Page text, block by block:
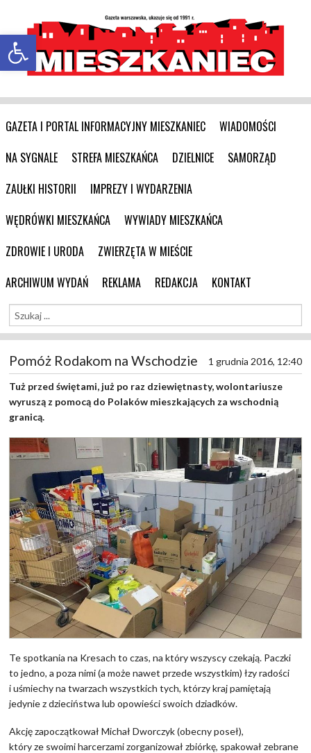
Otwórz pasek narzędzi
GAZETA I PORTAL INFORMACYJNY MIESZKANIEC
WIADOMOŚCI
NA SYGNALE
STREFA MIESZKAŃCA DZIELNICE
SAMORZĄD
ZAUŁKI HISTORII
IMPREZY I WYDARZENIA
WĘDRÓWKI MIESZKAŃCA
WYWIADY MIESZKAŃCA
ZDROWIE I URODA
ZWIERZĘTA W MIEŚCIE
ARCHIWUM WYDAŃ
REKLAMA REDAKCJA KONTAKT
Pomóż Rodakom na Wschodzie 1 grudnia 2016, 12:40
Tuż przed świętami, już po raz dziewiętnasty, wolontariusze
wyruszą z pomocą do Polaków mieszkających za wschodnią
granicą.
Te spotkania na Kresach to czas, na który wszyscy czekają. Paczki
to jedno, a poza nimi (a może nawet przede wszystkim) łzy radości
i uśmiechy na twarzach wszystkich tych, którzy kraj pamiętają
jedynie z dzieciństwa lub opowieści swoich dziadków.
Akcję zapoczątkował Michał Dworczyk (obecny poseł),
który ze swoimi harcerzami zorganizował zbiórkę, spakował zebrane